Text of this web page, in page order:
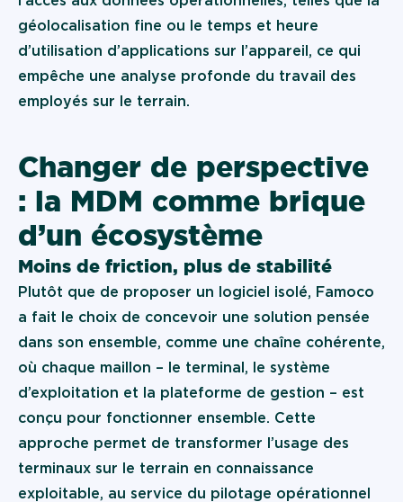
géolocalisation fine ou le temps et heure
d’utilisation d’applications sur l’appareil, ce qui
empêche une analyse profonde du travail des
employés sur le terrain.
Changer de perspective
: la MDM comme brique
d’un écosystème
Moins de friction, plus de stabilité
Plutôt que de proposer un logiciel isolé, Famoco
a fait le choix de concevoir une solution pensée
dans son ensemble, comme une chaîne cohérente,
où chaque maillon – le terminal, le système
d’exploitation et la plateforme de gestion – est
conçu pour fonctionner ensemble. Cette
approche permet de transformer l’usage des
terminaux sur le terrain en connaissance
exploitable, au service du pilotage opérationnel